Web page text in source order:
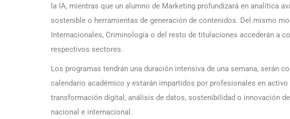
la IA, mientras que un alumno de Marketing profundizará en analítica
sostenible o herramientas de generación de contenidos. Del mismo
Internacionales, Criminología o del resto de titulaciones accederán a
respectivos sectores.
Los programas tendrán una duración intensiva de una semana, serán
calendario académico y estarán impartidos por profesionales en
transformación digital, análisis de datos, sostenibilidad o innovación
nacional e internacional.